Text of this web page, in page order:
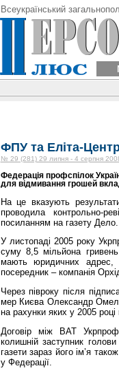
Всеукраїнський
ФПУ та Еліта-
№ 29 (281) 29 липня - 4 серпня
Федерація профспілок
для відмивання грошей
На це вказують
проводила контрольно-
посиланням на газету Дело.
У листопаді 2005 року
суму 8,5 мільйона
мають юридичних адрес,
посередник – компанія
Через півроку після
мер Києва Олександр
на рахунки яких у 2005
Договір між ВАТ
колишній заступник
газети зараз його ім’я
у Федерації.